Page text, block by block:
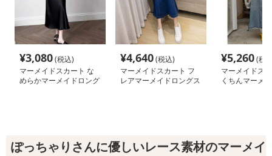
¥3,080(税込)
マーメイドスカート な
めらかマーメイドロング
¥4,640(税込)
マーメイドスカート フ
レアマーメイドロングス
¥5,260(税
マーメイドス
くちんマーメ
ぽっちゃりさんに優しいレース素材のマーメイ